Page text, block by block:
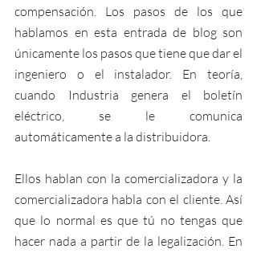
compensación. Los pasos de los que
hablamos en esta entrada de blog son
únicamente los pasos que tiene que dar el
ingeniero o el instalador. En teoría,
cuando Industria genera el boletín
eléctrico, se le comunica
automáticamente a la distribuidora.
Ellos hablan con la comercializadora y la
comercializadora habla con el cliente. Así
que lo normal es que tú no tengas que
hacer nada a partir de la legalización. En